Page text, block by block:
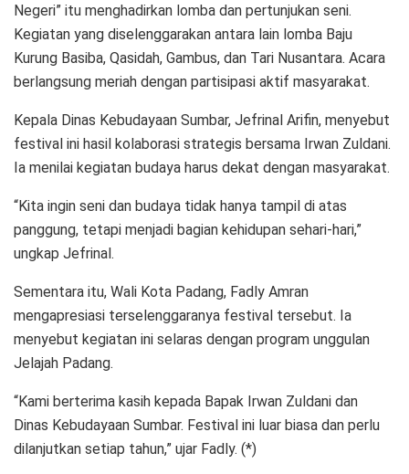
Negeri” itu menghadirkan lomba dan pertunjukan seni.
Kegiatan yang diselenggarakan antara lain lomba Baju
Kurung Basiba, Qasidah, Gambus, dan Tari Nusantara. Acara
berlangsung meriah dengan partisipasi aktif masyarakat.
Kepala Dinas Kebudayaan Sumbar, Jefrinal Arifin, menyebut
festival ini hasil kolaborasi strategis bersama Irwan Zuldani.
Ia menilai kegiatan budaya harus dekat dengan masyarakat.
“Kita ingin seni dan budaya tidak hanya tampil di atas
panggung, tetapi menjadi bagian kehidupan sehari-hari,”
ungkap Jefrinal.
Sementara itu, Wali Kota Padang, Fadly Amran
mengapresiasi terselenggaranya festival tersebut. Ia
menyebut kegiatan ini selaras dengan program unggulan
Jelajah Padang.
“Kami berterima kasih kepada Bapak Irwan Zuldani dan
Dinas Kebudayaan Sumbar. Festival ini luar biasa dan perlu
dilanjutkan setiap tahun,” ujar Fadly. (*)